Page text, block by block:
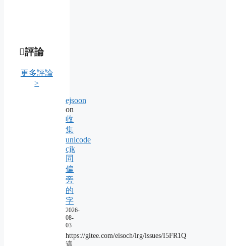
評論
更多評論
>
ejsoon
on
收
集
unicode
cjk
同
偏
旁
的
字
2026-
08-
03
https://gitee.com/eisoch/irg/issues/I5FR1Q
這